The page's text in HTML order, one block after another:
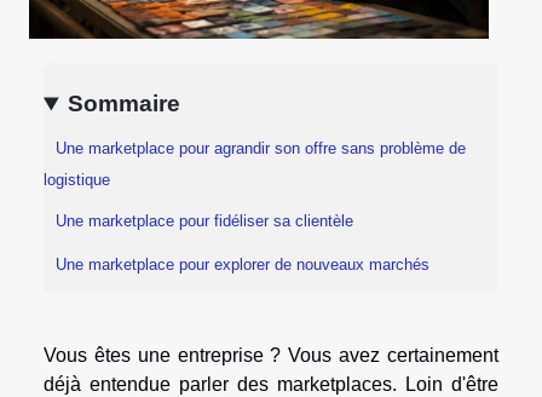
Sommaire
Une marketplace pour agrandir son offre sans problème de
logistique
Une marketplace pour fidéliser sa clientèle
Une marketplace pour explorer de nouveaux marchés
Vous êtes une entreprise ? Vous avez certainement
déjà entendue parler des marketplaces. Loin d'être